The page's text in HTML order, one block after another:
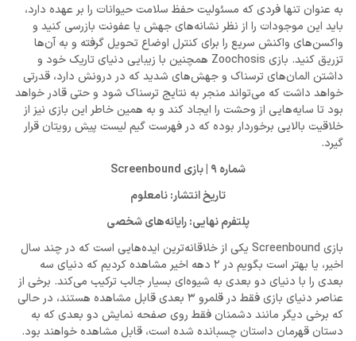
به عنوان تنها فردی که مسئولیت حفظ سلامت حیوانات را بر عهده دارد،
باید این موجودات را از نظر نشانه‌های جهش یا عفونت بازرسی کنید و
واکسن‌های واکنش سریع را برای کنترل اوضاع تحویل گرفته و به آن‌ها
تزریق کنید. بازی Zoochosis همچنین با زیبایی دنیای تاریک خود و
داشتن المان‌های ترسناک و جهش‌های شدید که در درونش دارد، قدرتی
خواهد داشت که می‌تواند منجر به نتایج ترسناک شود و حتی قادر خواهد
بود تا سایه‌هایی از وحشت را ایجاد کند و به همین خاطر این بازی نیز از
خلاقیت بالایی برخوردار بوده که در فهرست گیم لیست پیش رویتان قرار
گیرد.
شماره 9 | بازی Screenbound
تاریخ انتشار: نامعلوم
پلتفرم نهایی: رایانه‌های شخصی
بازی Screenbound یکی از خلاقانه‌ترین ایده‌هایی است که در چند سال
اخیر، یا بهتر است بگویم در 2 دهه اخیر مشاهده کردیم که دنیای سه
بعدی را با دنیای دو بعدی به شیوه‌ای بسیار جالب ترکیب می‌کند. برخی از
عناصر دنیای بازی فقط در قلمرو 3 بعدی قابل مشاهده هستند، در حالی
که برخی دیگر مانند دشمنان فقط روی صفحه نمایش دو بعدی که به
دستان قهرمان داستان چسبانده شده است، قابل مشاهده خواهند بود.